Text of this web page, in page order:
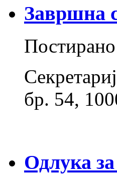
Завршна
Постирано
бр. 54,
Одлука